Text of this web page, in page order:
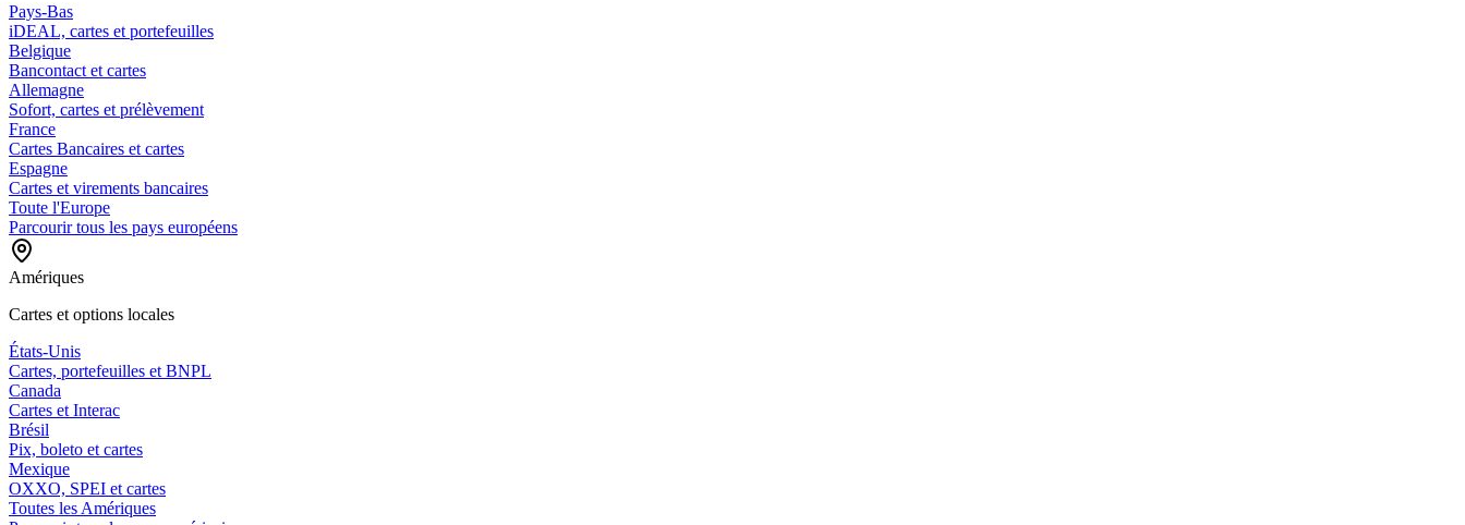
Pays-Bas
iDEAL, cartes et portefeuilles
Belgique
Bancontact et cartes
Allemagne
Sofort, cartes et prélèvement
France
Cartes Bancaires et cartes
Espagne
Cartes et virements bancaires
Toute l'Europe
Parcourir tous les pays européens
Amériques
Cartes et options locales
États-Unis
Cartes, portefeuilles et BNPL
Canada
Cartes et Interac
Brésil
Pix, boleto et cartes
Mexique
OXXO, SPEI et cartes
Toutes les Amériques